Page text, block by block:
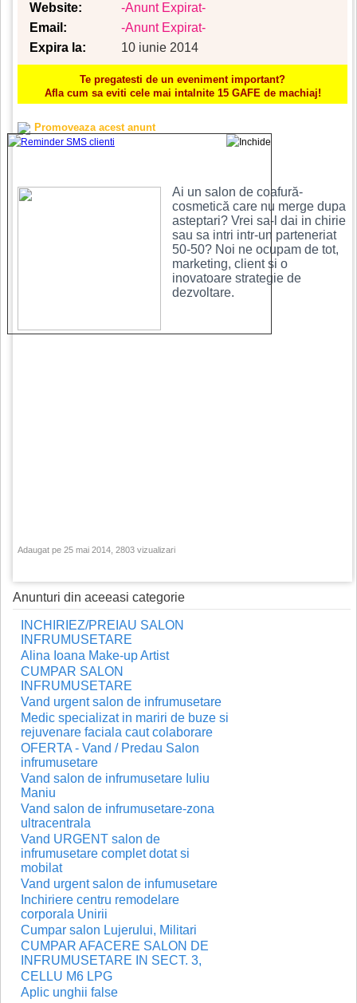
Website:
-Anunt Expirat-
Email:
-Anunt Expirat-
Expira la:
10 iunie 2014
Te pregatesti de un eveniment important?
Afla cum sa eviti cele mai intalnite 15 GAFE de machiaj!
Promoveaza acest anunt
Ai un salon de coafură-
cosmetică care nu merge dupa
asteptari? Vrei sa-l dai in chirie
sau sa intri intr-un parteneriat
50-50? Noi ne ocupam de tot,
marketing, client si o
inovatoare strategie de
dezvoltare.
Adaugat pe 25 mai 2014, 2803 vizualizari
Anunturi din aceeasi categorie
INCHIRIEZ/PREIAU SALON
INFRUMUSETARE
Alina Ioana Make-up Artist
CUMPAR SALON
INFRUMUSETARE
Vand urgent salon de infrumusetare
Medic specializat in mariri de buze si
rejuvenare faciala caut colaborare
OFERTA - Vand / Predau Salon
infrumusetare
Vand salon de infrumusetare Iuliu
Maniu
Vand salon de infrumusetare-zona
ultracentrala
Vand URGENT salon de
infrumusetare complet dotat si
mobilat
Vand urgent salon de infumusetare
Inchiriere centru remodelare
corporala Unirii
Cumpar salon Lujerului, Militari
CUMPAR AFACERE SALON DE
INFRUMUSETARE IN SECT. 3,
CELLU M6 LPG
Aplic unghii false